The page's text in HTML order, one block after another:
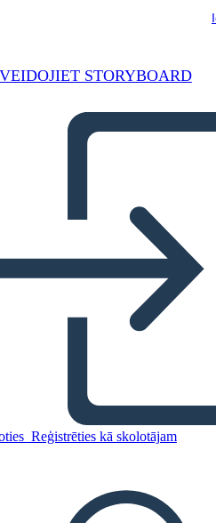
STORYBOARD
Reģistrēties kā skolotājam
autoridad
STĀSTU SHĒMU